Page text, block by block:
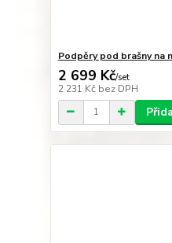
Podpěry pod brašny na
2 699 Kč/set
2 231 Kč bez DPH